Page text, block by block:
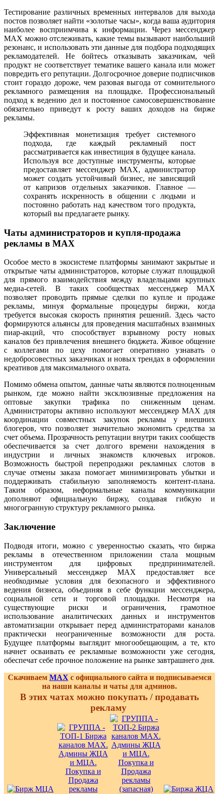
Тестирование различных временных интервалов для выхода
постов позволяет найти «золотые часы», когда ваша аудитория
наиболее восприимчива к информации. Через мессенджер
MAX можно отслеживать, какие темы вызывают наибольший
резонанс, и использовать эти данные для подбора подходящих
рекламодателей. Не бойтесь отказывать заказчикам, чей
продукт не соответствует тематике вашего канала или может
повредить его репутации. Долгосрочное доверие подписчиков
стоит гораздо дороже, чем разовая выгода от сомнительного
рекламного размещения на площадке. Профессиональный
подход к ведению дел и постоянное самосовершенствование
обязательно приведут к росту ваших доходов на бирже
рекламы.
Эффективная монетизация требует системного
подхода, где каждый рекламный пост
рассматривается как инвестиция в будущее канала.
Используя все доступные инструменты, которые
предоставляет мессенджер MAX, администратор
может создать устойчивый бизнес, не зависящий
от капризов отдельных заказчиков. Главное —
сохранять искренность в общении с людьми и
постоянно работать над качеством того продукта,
который вы предлагаете рынку.
Чаты администраторов и купля-продажа
рекламы в MAX
Особое место в экосистеме платформы занимают закрытые и
открытые чаты администраторов, которые служат площадкой
для прямого взаимодействия между владельцами крупных
медиа-сетей. В таких сообществах мессенджер MAX
позволяет проводить прямые сделки по купле и продаже
рекламы, минуя формальные процедуры биржи, когда
требуется высокая скорость принятия решений. Здесь часто
формируются альянсы для проведения масштабных взаимных
пиар-акций, что способствует взрывному росту новых
каналов без привлечения внешнего бюджета. Живое общение
с коллегами по цеху помогает оперативно узнавать о
недобросовестных заказчиках и новых трендах в оформлении
креативов для максимального охвата.
Помимо обмена опытом, данные чаты являются полноценным
рынком, где можно найти эксклюзивные предложения на
оптовые закупки трафика по сниженным ценам.
Администраторы активно используют мессенджер MAX для
координации совместных закупок рекламы у внешних
блогеров, что позволяет значительно экономить средства за
счет объема. Прозрачность репутации внутри таких сообществ
обеспечивается за счет долгого времени нахождения в
индустрии и личных знакомств ключевых игроков.
Возможность быстрой перепродажи рекламных слотов в
случае отмены заказа помогает минимизировать убытки и
поддерживать стабильную заполняемость контент-плана.
Таким образом, неформальные каналы коммуникации
дополняют официальную биржу, создавая гибкую и
многогранную структуру рекламного рынка.
Заключение
Подводя итоги, можно с уверенностью сказать, что биржа
рекламы в отечественном приложении стала мощным
инструментом для цифровых предпринимателей.
Универсальный мессенджер MAX предоставляет все
необходимые условия для безопасного и эффективного
ведения бизнеса, объединяя в себе функции мессенджера,
социальной сети и торговой площадки. Несмотря на
существующие риски и ограничения, грамотное
использование аналитических данных и инструментов
автоматизации открывает перед администраторами каналов
практически неограниченные возможности для роста.
Будущее платформы выглядит многообещающим, а те, кто
начнет осваивать ее рекламные возможности уже сегодня,
обеспечат себе прочное положение на рынке завтрашнего дня.
Скачиваем MAX с официального сайта и подписываемся
на наши каналы и чаты для админов.
В этих чатах можно покупать / продавать
рекламу